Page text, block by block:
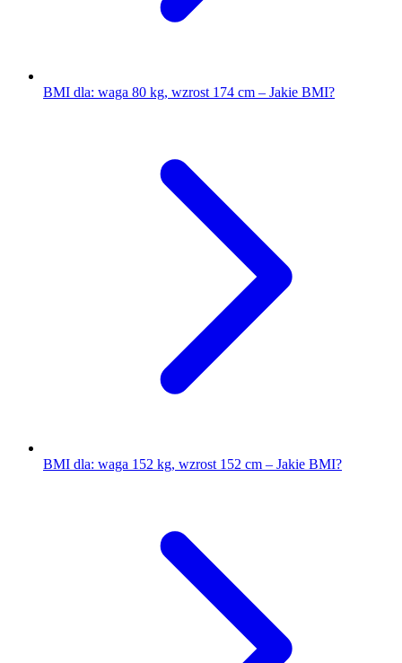
BMI dla: waga 80 kg, wzrost 174 cm – Jakie BMI?
BMI dla: waga 152 kg, wzrost 152 cm – Jakie BMI?